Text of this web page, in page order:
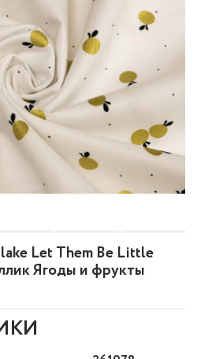
Let Them Be Little
Ягоды и фрукты